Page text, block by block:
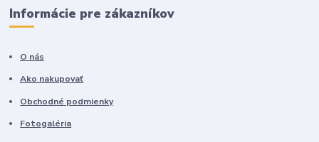
Informácie pre zákazníkov
O nás
Ako nakupovať
Obchodné podmienky
Fotogaléria